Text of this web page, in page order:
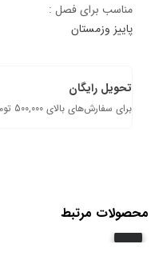
مناسب برای فصل :
پاییز وزمستان
تحویل رایگان
برای سفارش‌های بالای 500,000 تومان
محصولات مرتبط